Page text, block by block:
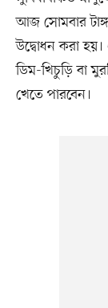
আজ সোমবার
উদ্বোধন করা হয়।
ডিম-খিচুড়ি বা
খেতে পারবেন।